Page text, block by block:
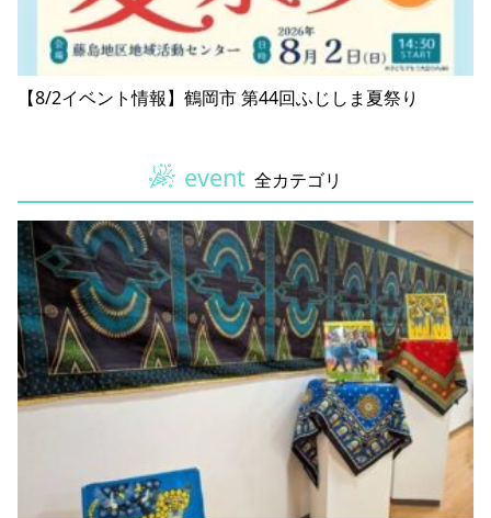
【8/2イベント情報】鶴岡市 第44回ふじしま夏祭り
event 全カテゴリ